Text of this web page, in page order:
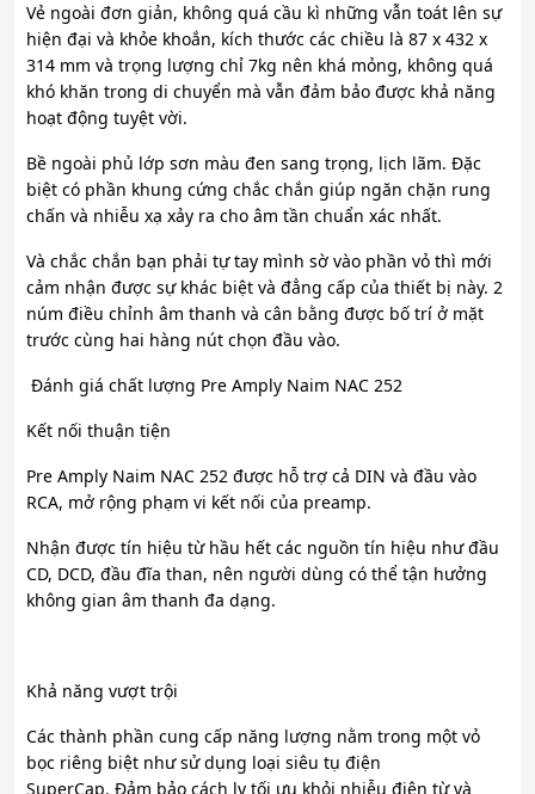
Vẻ ngoài đơn giản, không quá cầu kì những vẫn toát lên sự
hiện đại và khỏe khoắn, kích thước các chiều là 87 x 432 x
314 mm và trọng lượng chỉ 7kg nên khá mỏng, không quá
khó khăn trong di chuyển mà vẫn đảm bảo được khả năng
hoạt động tuyệt vời.
Bề ngoài phủ lớp sơn màu đen sang trọng, lịch lãm. Đặc
biệt có phần khung cứng chắc chắn giúp ngăn chặn rung
chấn và nhiễu xạ xảy ra cho âm tần chuẩn xác nhất.
Và chắc chắn bạn phải tự tay mình sờ vào phần vỏ thì mới
cảm nhận được sự khác biệt và đẳng cấp của thiết bị này. 2
núm điều chỉnh âm thanh và cân bằng được bố trí ở mặt
trước cùng hai hàng nút chọn đầu vào.
Đánh giá chất lượng Pre Amply Naim NAC 252
Kết nối thuận tiện
Pre Amply Naim NAC 252 được hỗ trợ cả DIN và đầu vào
RCA, mở rộng phạm vi kết nối của preamp.
Nhận được tín hiệu từ hầu hết các nguồn tín hiệu như đầu
CD, DCD, đầu đĩa than, nên người dùng có thể tận hưởng
không gian âm thanh đa dạng.
Khả năng vượt trội
Các thành phần cung cấp năng lượng nằm trong một vỏ
bọc riêng biệt như sử dụng loại siêu tụ điện
SuperCap. Đảm bảo cách ly tối ưu khỏi nhiễu điện từ và